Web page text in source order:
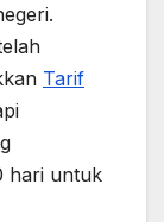
Tarif
hari untuk